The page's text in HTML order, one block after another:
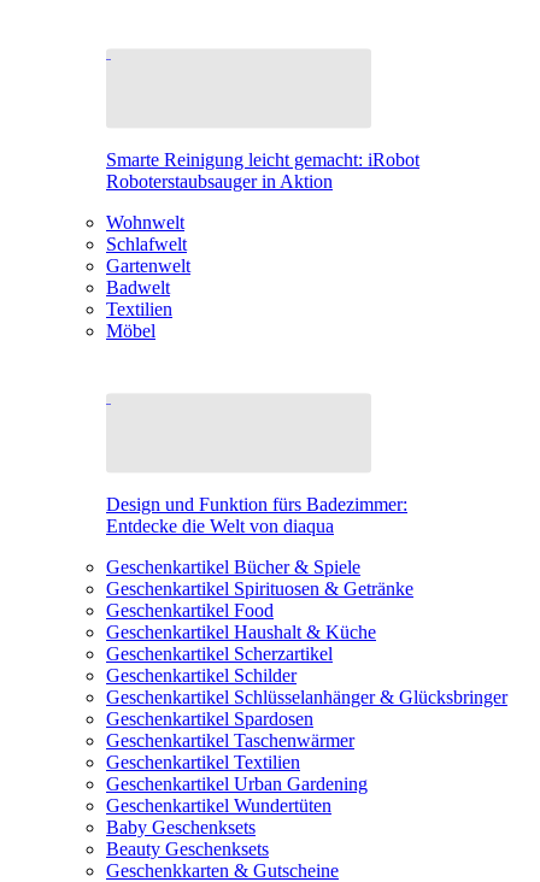
Smarte Reinigung leicht gemacht: iRobot
Roboterstaubsauger in Aktion
Wohnwelt
Schlafwelt
Gartenwelt
Badwelt
Textilien
Möbel
Design und Funktion fürs Badezimmer:
Entdecke die Welt von diaqua
Geschenkartikel Bücher & Spiele
Geschenkartikel Spirituosen & Getränke
Geschenkartikel Food
Geschenkartikel Haushalt & Küche
Geschenkartikel Scherzartikel
Geschenkartikel Schilder
Geschenkartikel Schlüsselanhänger & Glücksbringer
Geschenkartikel Spardosen
Geschenkartikel Taschenwärmer
Geschenkartikel Textilien
Geschenkartikel Urban Gardening
Geschenkartikel Wundertüten
Baby Geschenksets
Beauty Geschenksets
Geschenkkarten & Gutscheine